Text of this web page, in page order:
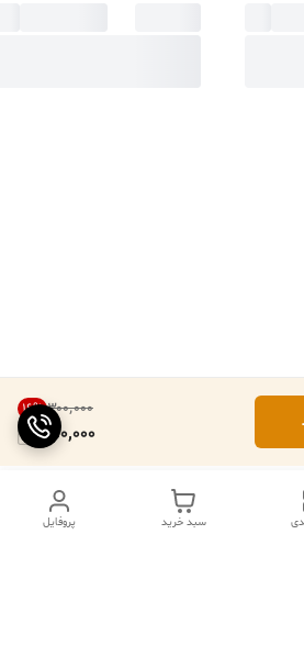
۳۰۰٬۰۰۰ 16%
250,000
پروفایل سبد خرید